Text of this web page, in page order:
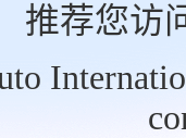
推荐您访